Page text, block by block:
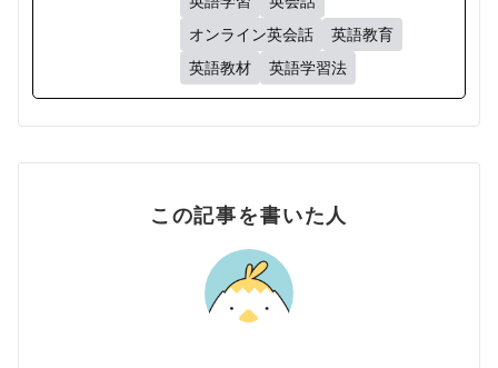
オンライン英会話
英語教育
英語教材
英語学習法
この記事を書いた人